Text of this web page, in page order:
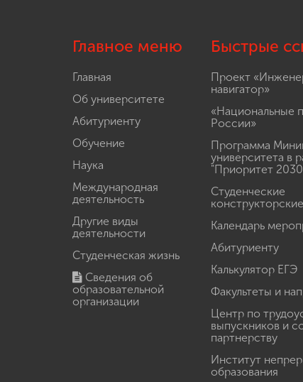
Главное меню
Главная
Об университете
Абитуриенту
Обучение
Наука
Международная
деятельность
Другие виды
деятельности
Студенческая жизнь
Сведения об
образовательной
организации
Быстрые
Проект
навигатор»
«Национальные
России»
Программа
университета в
"Приоритет
Студенческие
Календарь
Абитуриенту
Калькулятор ЕГЭ
Факультеты и
Центр по
выпускников и
партнерству
Институт
образования